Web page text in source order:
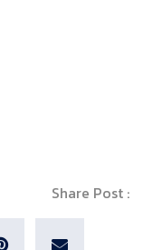
Share Post :